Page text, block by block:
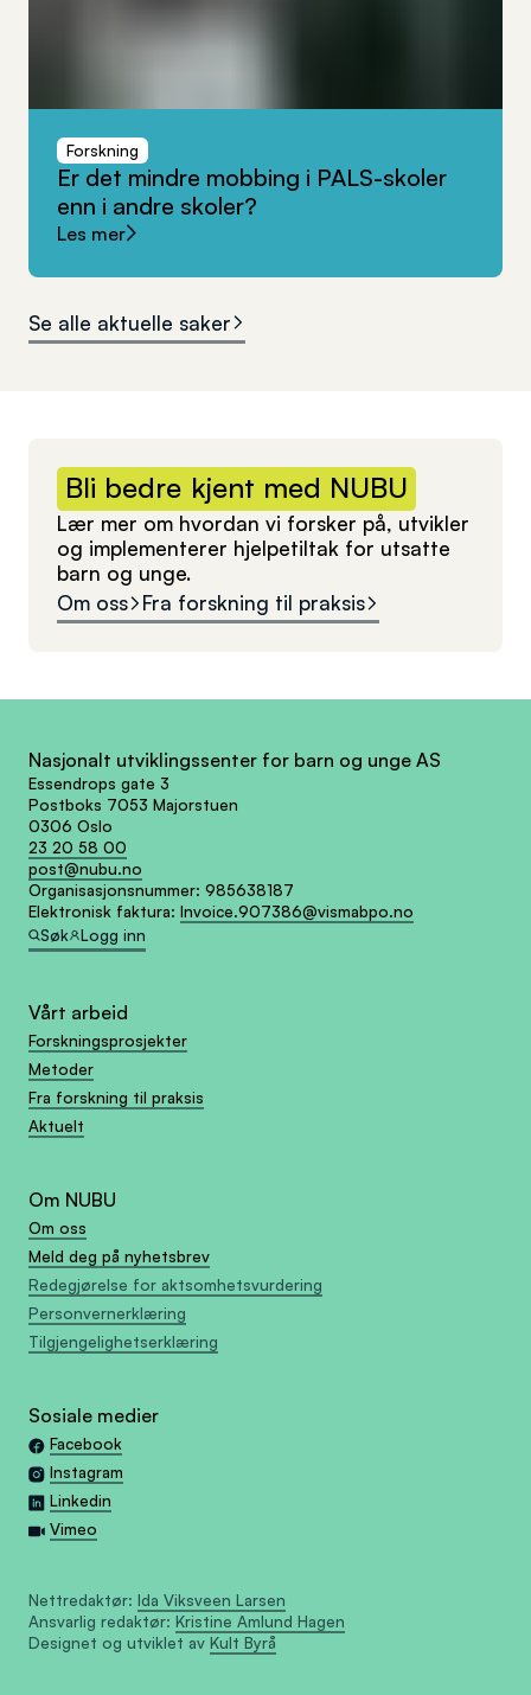
Forskning
Er det mindre mobbing i PALS-skoler
enn i andre skoler?
Les mer
Se alle aktuelle saker
Bli bedre kjent med NUBU
Lær mer om hvordan vi forsker på, utvikler
og implementerer hjelpetiltak for utsatte
barn og unge.
Om oss
Fra forskning til praksis
Nasjonalt utviklingssenter for barn og unge AS
Essendrops gate 3
Postboks 7053 Majorstuen
0306 Oslo
23 20 58 00
post@nubu.no
Organisasjonsnummer: 985638187
Elektronisk faktura: Invoice.907386@vismabpo.no
Søk
Logg inn
Vårt arbeid
Forskningsprosjekter
Metoder
Fra forskning til praksis
Aktuelt
Om NUBU
Om oss
Meld deg på nyhetsbrev
Redegjørelse for aktsomhetsvurdering
Personvernerklæring
Tilgjengelighetserklæring
Sosiale medier
Facebook
Instagram
Linkedin
Vimeo
Nettredaktør: Ida Viksveen Larsen
Ansvarlig redaktør: Kristine Amlund Hagen
Designet og utviklet av Kult Byrå